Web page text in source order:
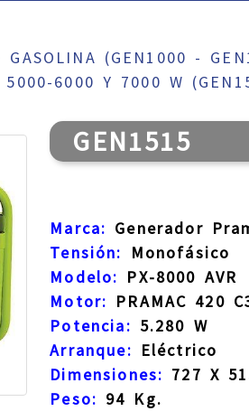
GASOLINA (GEN1000 -
5000-6000 Y 7000 W
GEN1515
Marca: Generador
Tensión:
Monofásico
Modelo: PX-8000 AVR
Motor: PRAMAC 420
Potencia: 5.280 W
Arranque: Eléctrico
Dimensiones: 727 X
Peso: 94 Kg.